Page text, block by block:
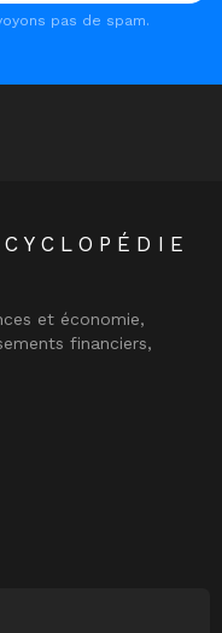
pas de spam.
et économie,
financiers,